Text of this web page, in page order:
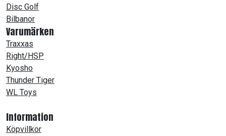
Disc Golf
Bilbanor
Varumärken
Traxxas
Right/HSP
Kyosho
Thunder Tiger
WL Toys
Information
Köpvillkor